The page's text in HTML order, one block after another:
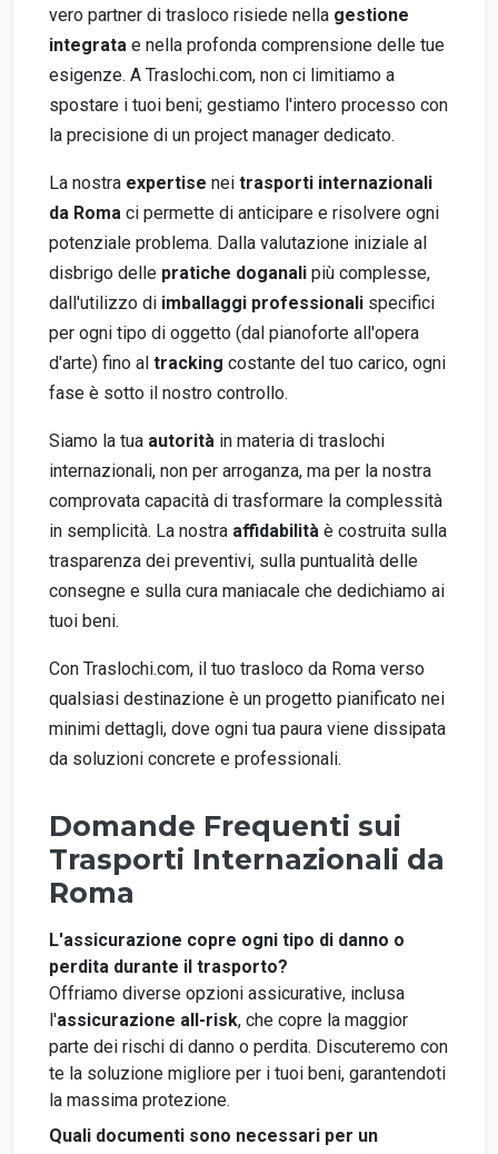
vero partner di trasloco risiede nella gestione
integrata e nella profonda comprensione delle tue
esigenze. A Traslochi.com, non ci limitiamo a
spostare i tuoi beni; gestiamo l'intero processo con
la precisione di un project manager dedicato.
La nostra expertise nei trasporti internazionali
da Roma ci permette di anticipare e risolvere ogni
potenziale problema. Dalla valutazione iniziale al
disbrigo delle pratiche doganali più complesse,
dall'utilizzo di imballaggi professionali specifici
per ogni tipo di oggetto (dal pianoforte all'opera
d'arte) fino al tracking costante del tuo carico, ogni
fase è sotto il nostro controllo.
Siamo la tua autorità in materia di traslochi
internazionali, non per arroganza, ma per la nostra
comprovata capacità di trasformare la complessità
in semplicità. La nostra affidabilità è costruita sulla
trasparenza dei preventivi, sulla puntualità delle
consegne e sulla cura maniacale che dedichiamo ai
tuoi beni.
Con Traslochi.com, il tuo trasloco da Roma verso
qualsiasi destinazione è un progetto pianificato nei
minimi dettagli, dove ogni tua paura viene dissipata
da soluzioni concrete e professionali.
Domande Frequenti sui
Trasporti Internazionali da
Roma
L'assicurazione copre ogni tipo di danno o
perdita durante il trasporto?
Offriamo diverse opzioni assicurative, inclusa
l'assicurazione all-risk, che copre la maggior
parte dei rischi di danno o perdita. Discuteremo con
te la soluzione migliore per i tuoi beni, garantendoti
la massima protezione.
Quali documenti sono necessari per un